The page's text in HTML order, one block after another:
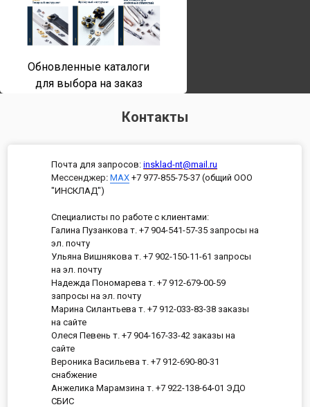
Обновленные каталоги
для выбора на заказ
Контакты
Почта для запросов: insklad-nt@mail.ru
Мессенджер: MAX +7 977-855-75-37 (общий ООО
"ИНСКЛАД")
Специалисты по работе с клиентами:
Галина Пузанкова т. +7 904-541-57-35 запросы на
эл. почту
Ульяна Вишнякова т. +7 902-150-11-61 запросы
на эл. почту
Надежда Пономарева т. +7 912-679-00-59
запросы на эл. почту
Марина Силантьева т. +7 912-033-83-38 заказы
на сайте
Олеся Певень т. +7 904-167-33-42 заказы на
сайте
Вероника Васильева т. +7 912-690-80-31
снабжение
Анжелика Марамзина т. +7 922-138-64-01 ЭДО
СБИС